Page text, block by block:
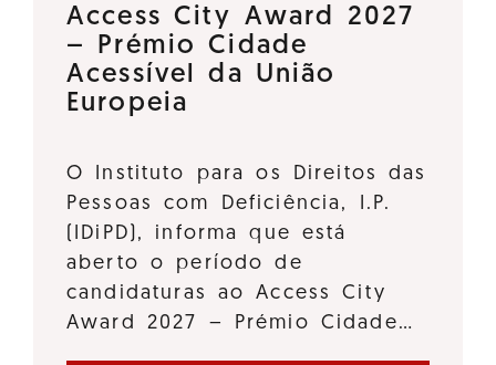
Access City Award 2027
– Prémio Cidade
Acessível da União
Europeia
O Instituto para os Direitos das
Pessoas com Deficiência, I.P.
(IDiPD), informa que está
aberto o período de
candidaturas ao Access City
Award 2027 – Prémio Cidade…